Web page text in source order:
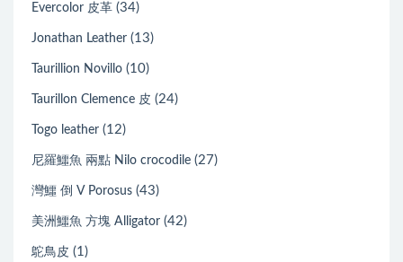
Evercolor 皮革 (34)
Jonathan Leather (13)
Taurillion Novillo (10)
Taurillon Clemence 皮 (24)
Togo leather (12)
尼羅鱷魚 兩點 Nilo crocodile (27)
灣鱷 倒 V Porosus (43)
美洲鱷魚 方塊 Alligator (42)
鴕鳥皮 (1)